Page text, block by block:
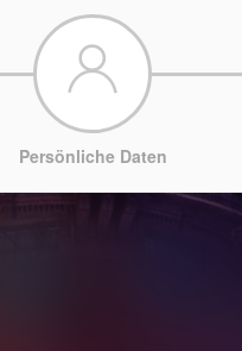
Persönliche Daten